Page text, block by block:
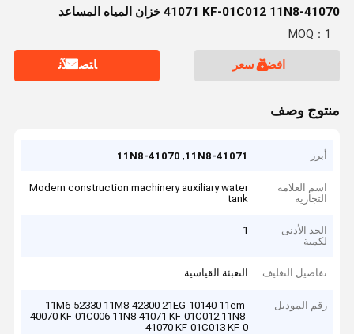
41071 KF-01C012 11N8-41070 خزان المياه المساعد
MOQ：1
افضل سعر ﺎﺘﺼﻟ ﺍﻶﻧ
منتوج وصف
أبرز 11N8-41071
,
11N8-41070
اسم العلامة
التجارية
Modern construction machinery auxiliary water
tank
الحد الأدنى
لكمية
1
تفاصيل التغليف التعبئة القياسية
رقم الموديل
11M6-52330 11M8-42300 21EG-10140 11em-
40070 KF-01C006 11N8-41071 KF-01C012 11N8-
41070 KF-01C013 KF-0